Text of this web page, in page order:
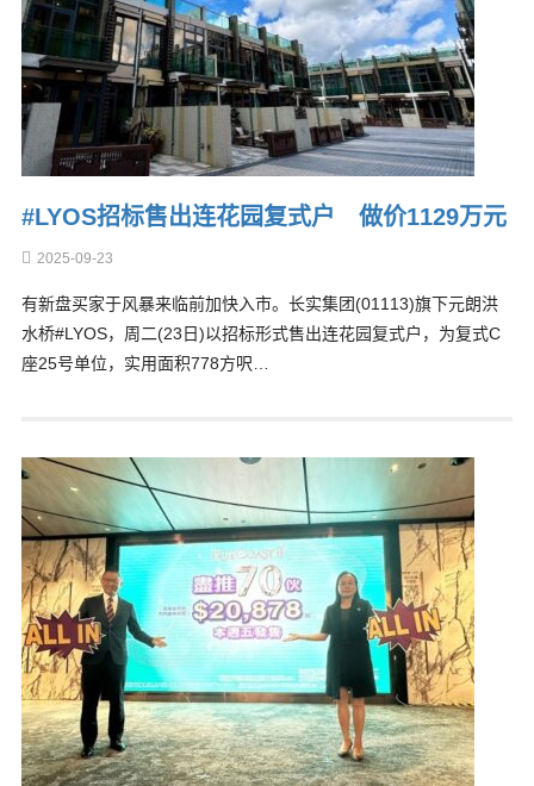
#LYOS招标售出连花园复式户 做价1129万元
2025-09-23
有新盘买家于风暴来临前加快入市。长实集团(01113)旗下元朗洪
水桥#LYOS，周二(23日)以招标形式售出连花园复式户，为复式C
座25号单位，实用面积778方呎…